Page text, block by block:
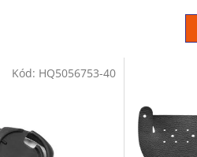
Kód: HQ5056753-40